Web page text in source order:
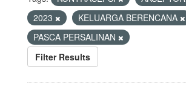
2023
KELUARGA BERENCANA
PASCA PERSALINAN
Filter Results